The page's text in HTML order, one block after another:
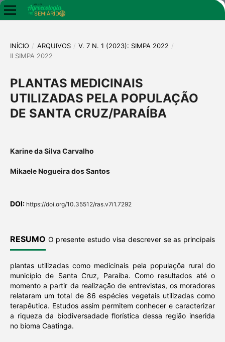
INÍCIO / ARQUIVOS / V. 7 N. 1 (2023): SIMPA 2022 /
II SIMPA 2022
PLANTAS MEDICINAIS
UTILIZADAS PELA POPULAÇÃO
DE SANTA CRUZ/PARAÍBA
Karine da Silva Carvalho
Mikaele Nogueira dos Santos
DOI: https://doi.org/10.35512/ras.v7i1.7292
RESUMO O presente estudo visa descrever se as principais
plantas utilizadas como medicinais pela populaçõa rural do
município de Santa Cruz, Paraíba. Como resultados até o
momento a partir da realização de entrevistas, os moradores
relataram um total de 86 espécies vegetais utilizadas como
terapêutica. Estudos assim permitem conhecer e caracterizar
a riqueza da biodiversadade florística dessa região inserida
no bioma Caatinga.